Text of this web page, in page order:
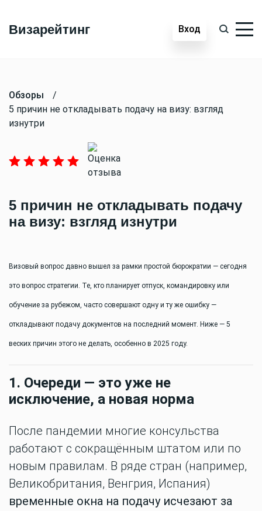
Визарейтинг Вход
Обзоры
/
5 причин не откладывать подачу на визу: взгляд
изнутри
5 причин не откладывать подачу
на визу: взгляд изнутри
Визовый вопрос давно вышел за рамки простой бюрократии — сегодня
это вопрос стратегии. Те, кто планирует отпуск, командировку или
обучение за рубежом, часто совершают одну и ту же ошибку —
откладывают подачу документов на последний момент. Ниже — 5
веских причин этого не делать, особенно в 2025 году.
1. Очереди — это уже не
исключение, а новая норма
После пандемии многие консульства
работают с сокращённым штатом или по
новым правилам. В ряде стран (например,
Великобритания, Венгрия, Испания)
временные окна на подачу исчезают за